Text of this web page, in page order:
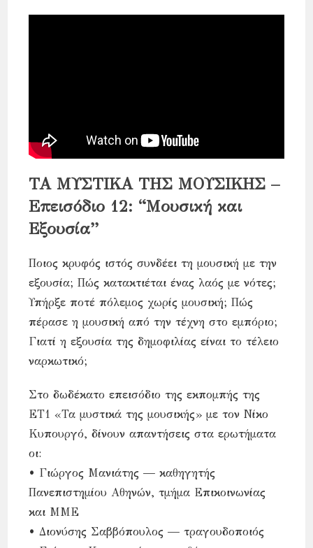
ΤΑ ΜΥΣΤΙΚΑ ΤΗΣ ΜΟΥΣΙΚΗΣ –
Eπεισόδιο 12: “Μουσική και
Εξουσία”
Ποιος κρυφός ιστός συνδέει τη μουσική με την
εξουσία; Πώς κατακτιέται ένας λαός με νότες;
Υπήρξε ποτέ πόλεμος χωρίς μουσική; Πώς
πέρασε η μουσική από την τέχνη στο εμπόριο;
Γιατί η εξουσία της δημοφιλίας είναι το τέλειο
ναρκωτικό;
Στο δωδέκατο επεισόδιο της εκπομπής της
ΕΤ1 «Τα μυστικά της μουσικής» με τον Νίκο
Κυπουργό, δίνουν απαντήσεις στα ερωτήματα
οι:
• Γιώργος Μανιάτης — καθηγητής
Πανεπιστημίου Αθηνών, τμήμα Επικοινωνίας
και ΜΜΕ
• Διονύσης Σαββόπουλος — τραγουδοποιός